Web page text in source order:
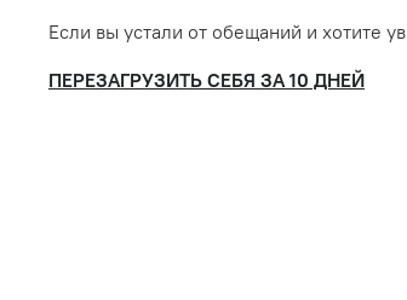
Если вы устали от обещаний и хотите
ПЕРЕЗАГРУЗИТЬ СЕБЯ ЗА 10 ДНЕЙ